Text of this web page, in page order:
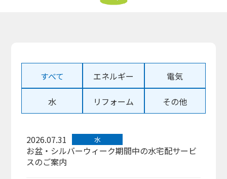
すべて エネルギー 電気
水 リフォーム その他
2026.07.31 水
お盆・シルバーウィーク期間中の水宅配サービ
スのご案内